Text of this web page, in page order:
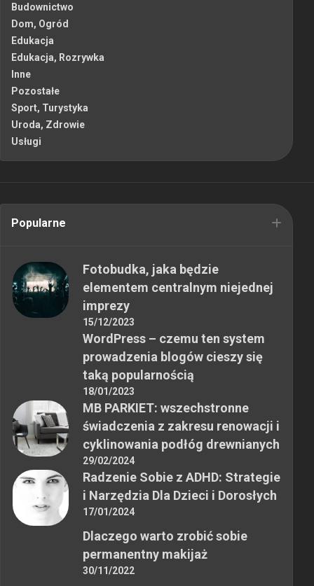
Budownictwo
Dom, Ogród
Edukacja
Edukacja, Rozrywka
Inne
Pozostałe
Sport, Turystyka
Uroda, Zdrowie
Usługi
Popularne
Fotobudka, jaka będzie
elementem centralnym niejednej
imprezy
15/12/2023
WordPress – czemu ten system
prowadzenia blogów cieszy się
taką popularnością
18/01/2023
MB PARKIET: wszechstronne
świadczenia z zakresu renowacji i
cyklinowania podłóg drewnianych
29/02/2024
Radzenie Sobie z ADHD: Strategie
i Narzędzia Dla Dzieci i Dorosłych
17/01/2024
Dlaczego warto zrobić sobie
permanentny makijaż
30/11/2022